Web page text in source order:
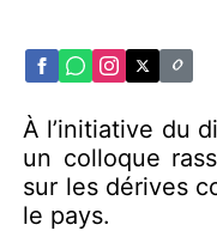
À l’initiative du
un colloque
sur les dérives
le pays.